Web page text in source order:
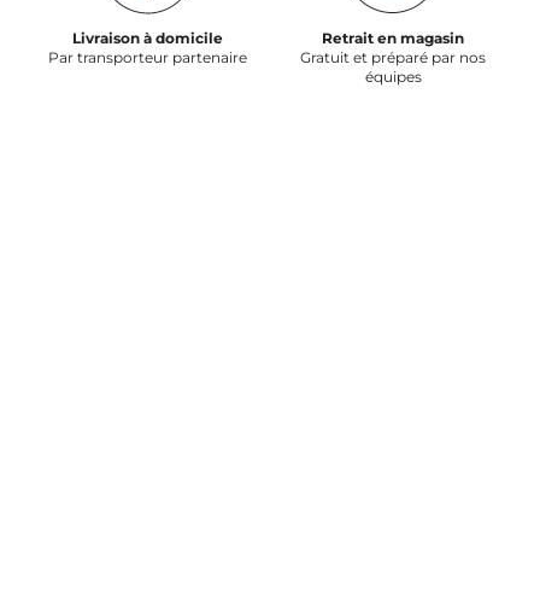
Livraison à domicile
Par transporteur partenaire
Retrait en magasin
Gratuit et préparé par nos
équipes